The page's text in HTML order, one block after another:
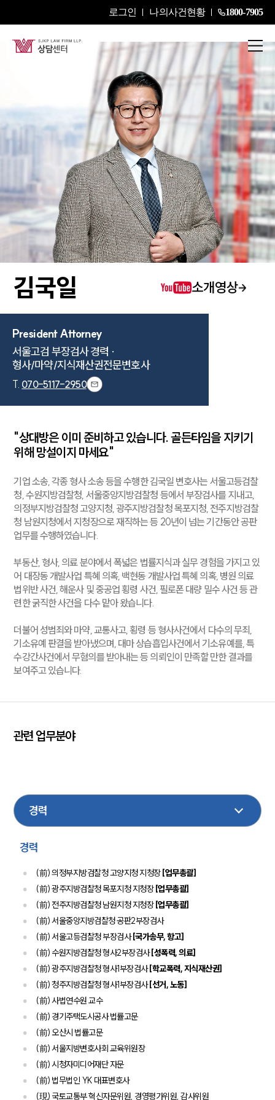
로그인 나의사건현황 1800-7905
센터소개
센터소개
대륜의 강점
오시는 길
글로벌 파트너 로펌
통합검색
업무사례
업무사례
김국일 President Attorney
김국일 소개영상
President Attorney
서울고검 부장검사 경력 ·
형사/마약/지식재산권전문변호사
T. 070-5117-2950
"상대방은 이미 준비하고 있습니다. 골든타임을 지키기
위해 망설이지 마세요"
기업 소송, 각종 형사 소송 등을 수행한 김국일 변호사는 서울고등검찰
청, 수원지방검찰청, 서울중앙지방검찰청 등에서 부장검사를 지내고,
의정부지방검찰청 고양지청, 광주지방검찰청 목포지청, 전주지방검찰
청 남원지청에서 지청장으로 재직하는 등 20년이 넘는 기간동안 공판
업무를 수행하였습니다.
부동산, 형사, 의료 분야에서 폭넓은 법률지식과 실무 경험을 가지고 있
어 대장동 개발사업 특혜 의혹, 백현동 개발사업 특혜 의혹, 병원 의료
법위반 사건, 해운사 및 중공업 횡령 사건, 필로폰 대량 밀수 사건 등 관
련한 굵직한 사건을 다수 맡아 왔습니다.
더불어 성범죄와 마약, 교통사고, 횡령 등 형사사건에서 다수의 무죄,
기소유예 판결을 받아냈으며, 대마 상습흡입사건에서 기소유예를, 특
수강간사건에서 무혐의를 받아내는 등 의뢰인이 만족할 만한 결과를
보여주고 있습니다.
관련 업무분야
성범죄
경력
(前) 의정부지방검찰청 고양지청 지청장[업무총괄]
(前) 광주지방검찰청 목포지청 지청장[업무총괄]
(前) 전주지방검찰청 남원지청 지청장[업무총괄]
(前) 서울중앙지방검찰청 공판2부장검사
(前) 서울고등검찰청 부장검사[국가송무, 항고]
(前) 수원지방검찰청 형사2부장검사[성폭력, 의료]
(前) 광주지방검찰청 형사1부장검사[학교폭력, 지식재산권]
(前) 청주지방검찰청 형사1부장검사[선거, 노동]
(前) 사법연수원 교수
(前) 경기주택도시공사 법률고문
(前) 오산시 법률고문
(前) 서울지방변호사회 교육위원장
(前) 시청자미디어재단 자문
(前) 법무법인 YK 대표변호사
(現) 국토교통부 혁신자문위원, 경영평가위원, 감사위원